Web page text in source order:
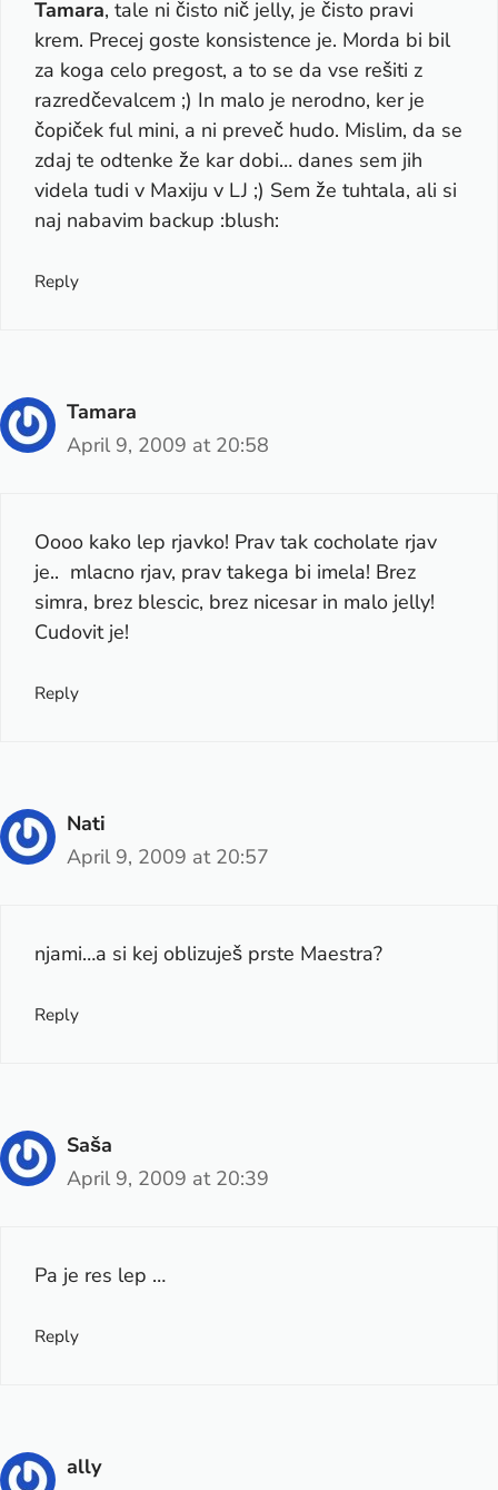
Tamara, tale ni čisto nič jelly, je čisto pravi
krem. Precej goste konsistence je. Morda bi bil
za koga celo pregost, a to se da vse rešiti z
razredčevalcem ;) In malo je nerodno, ker je
čopiček ful mini, a ni preveč hudo. Mislim, da se
zdaj te odtenke že kar dobi… danes sem jih
videla tudi v Maxiju v LJ ;) Sem že tuhtala, ali si
naj nabavim backup :blush:
Reply
Tamara
April 9, 2009 at 20:58
Oooo kako lep rjavko! Prav tak cocholate rjav
je.. mlacno rjav, prav takega bi imela! Brez
simra, brez blescic, brez nicesar in malo jelly!
Cudovit je!
Reply
Nati
April 9, 2009 at 20:57
njami…a si kej oblizuješ prste Maestra?
Reply
Saša
April 9, 2009 at 20:39
Pa je res lep …
Reply
ally